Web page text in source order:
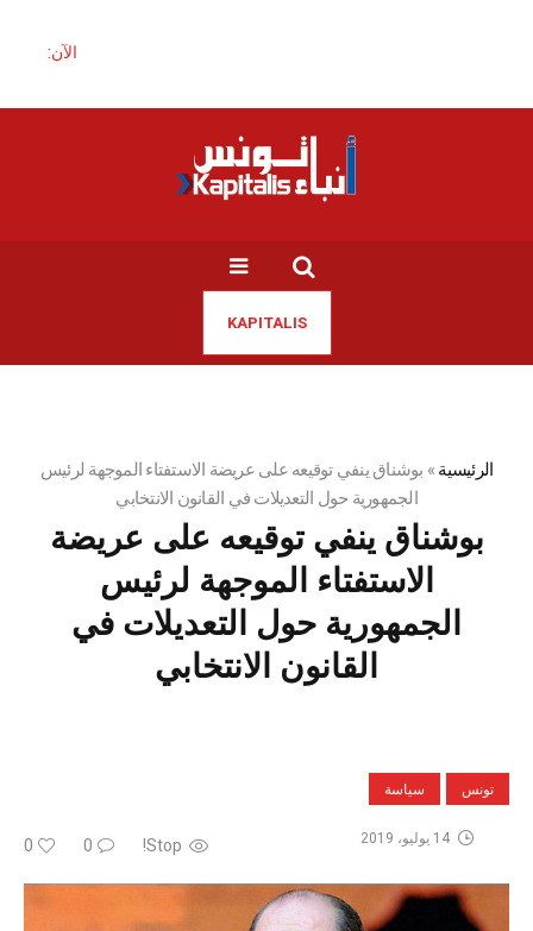
الآن:
KAPITALIS
الرئيسية» بوشناق ينفي توقيعه على عريضة الاستفتاء الموجهة لرئيس
الجمهورية حول التعديلات في القانون الانتخابي
بوشناق ينفي توقيعه على عريضة
الاستفتاء الموجهة لرئيس
الجمهورية حول التعديلات في
القانون الانتخابي
تونس سياسة
Stop!
0
0 14 يوليو، 2019